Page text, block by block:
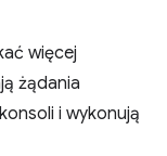
więcej
żądania
i wykonują